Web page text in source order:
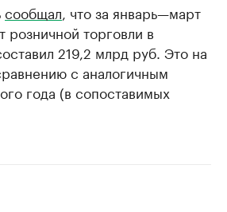
сообщал , что за январь—март
розничной торговли в
219,2 млрд руб. Это на
с аналогичным
года (в сопоставимых